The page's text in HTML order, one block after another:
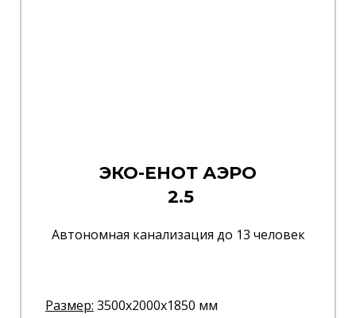
ЭКО-ЕНОТ АЭРО
2.5
Автономная канализация до 13 человек
Размер: 3500x2000x1850 мм